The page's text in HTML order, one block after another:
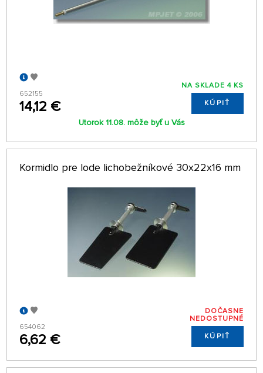
652155
14,12 €
NA SKLADE 4 KS
KÚPIŤ
Utorok 11.08. môže byť u Vás
Kormidlo pre lode lichobežníkové 30x22x16 mm
654062
6,62 €
DOČASNE
NEDOSTUPNÉ
KÚPIŤ